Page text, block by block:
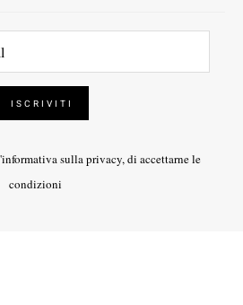
informativa sulla privacy, di accettarne le
condizioni